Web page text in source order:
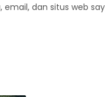
email, dan situs web